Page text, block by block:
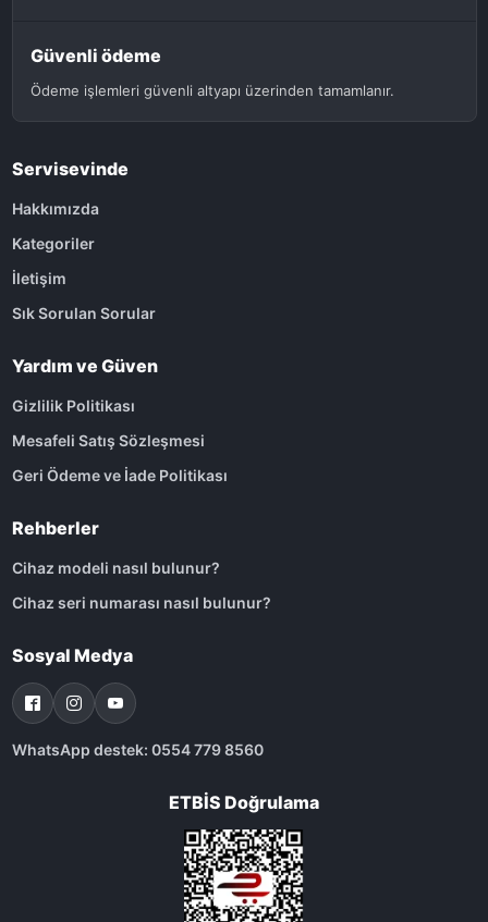
Güvenli ödeme
Ödeme işlemleri güvenli altyapı üzerinden tamamlanır.
Servisevinde
Hakkımızda
Kategoriler
İletişim
Sık Sorulan Sorular
Yardım ve Güven
Gizlilik Politikası
Mesafeli Satış Sözleşmesi
Geri Ödeme ve İade Politikası
Rehberler
Cihaz modeli nasıl bulunur?
Cihaz seri numarası nasıl bulunur?
Sosyal Medya
WhatsApp destek: 0554 779 8560
ETBİS Doğrulama